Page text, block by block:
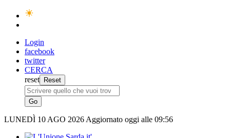
Login
facebook
twitter
CERCA
reset
LUNEDÌ 10 AGO 2026 Aggiornato oggi alle 09:56